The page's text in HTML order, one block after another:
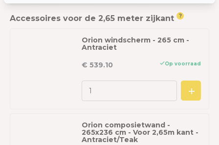
Accessoires voor de 2,65 meter zijkant ?
Orion windscherm - 265 cm -
Antraciet
€ 539.10
Op voorraad
Orion composietwand -
265x236 cm - Voor 2,65m kant -
Antraciet/Teak